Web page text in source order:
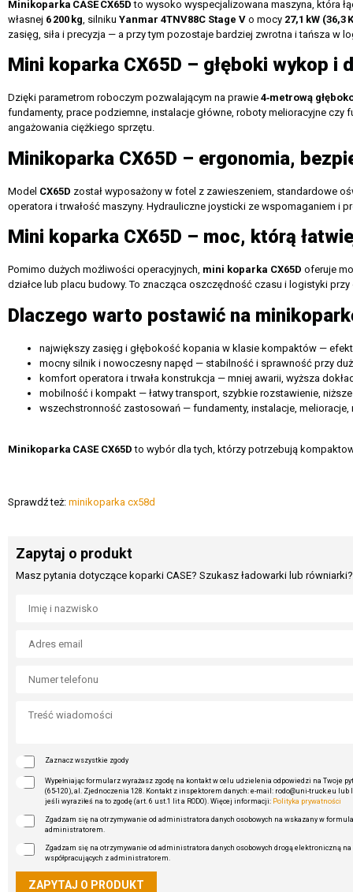
Minikoparka CASECX65D to wysoko wyspecjalizowana maszyna, która
własnej 6 200 kg, silniku Yanmar 4TNV88C Stage V o mocy 27,1 kW (36,3
zasięg, siła i precyzja — a przy tym pozostaje bardziej zwrotna i tańsza w
Mini koparka CX65D – głęboki wykop i
Dzięki parametrom roboczym pozwalającym na prawie 4‑metrową
fundamenty, prace podziemne, instalacje główne, roboty melioracyjne
angażowania ciężkiego sprzętu.
Minikoparka CX65D – ergonomia,
Model CX65D został wyposażony w fotel z zawieszeniem, standardowe
operatora i trwałość maszyny. Hydrauliczne joysticki ze wspomaganiem i
Mini koparka CX65D – moc, którą
Pomimo dużych możliwości operacyjnych, mini koparka CX65D oferuje
działce lub placu budowy. To znacząca oszczędność czasu i logistyki przy
Dlaczego warto postawić na
największy zasięg i głębokość kopania w klasie kompaktów —
mocny silnik i nowoczesny napęd — stabilność i sprawność przy
komfort operatora i trwała konstrukcja — mniej awarii, wyższa
mobilność i kompakt — łatwy transport, szybkie rozstawienie,
wszechstronność zastosowań — fundamenty, instalacje,
Minikoparka CASE CX65D to wybór dla tych, którzy potrzebują
Sprawdź też: minikoparka cx58d
Zapytaj o produkt
Masz pytania dotyczące koparki CASE? Szukasz ładowarki lub
Zaznacz wszystkie zgody
Wypełniając formularz wyrażasz zgodę na kontakt w celu udzielenia odpowiedzi na Twoje
(65-120), al. Zjednoczenia 128. Kontakt z inspektorem danych: e-mail: rodo@uni-truck.eu
jeśli wyraziłeś na to zgodę (art. 6 ust.1 lit a RODO). Więcej informacji: Polityka prywatności
Zgadzam się na otrzymywanie od administratora danych osobowych na wskazany w
administratorem.
Zgadzam się na otrzymywanie od administratora danych osobowych drogą elektroniczną
współpracujących z administratorem.
ZAPYTAJ O PRODUKT